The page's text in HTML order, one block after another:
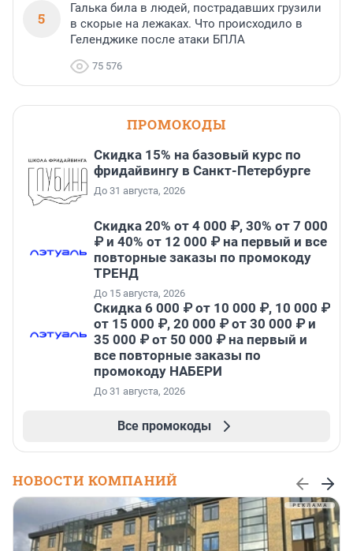
5
Галька била в людей, пострадавших грузили
в скорые на лежаках. Что происходило в
Геленджике после атаки БПЛА
75 576
ПРОМОКОДЫ
Скидка 15% на базовый курс по
фридайвингу в Санкт-Петербурге
До 31 августа, 2026
Скидка 20% от 4 000 ₽, 30% от 7 000
₽ и 40% от 12 000 ₽ на первый и все
повторные заказы по промокоду
ТРЕНД
До 15 августа, 2026
Скидка 6 000 ₽ от 10 000 ₽, 10 000 ₽
от 15 000 ₽, 20 000 ₽ от 30 000 ₽ и
35 000 ₽ от 50 000 ₽ на первый и
все повторные заказы по
промокоду НАБЕРИ
До 31 августа, 2026
Все промокоды
НОВОСТИ КОМПАНИЙ